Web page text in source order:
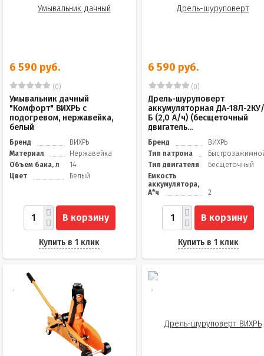
6 590 руб.
(0)
Умывальник дачный
"Комфорт" ВИХРЬ с
подогревом, нержавейка,
белый
Бренд
ВИХРЬ
Материал
Нержавейка
Объем бака, л
14
Цвет
Белый
В корзину
Купить в 1 клик
6 590 руб.
(0)
Дрель-шуруповерт
аккумуляторная ДА-18Л-
Б (2,0 А/ч) (бесщеточный
двигатель...
Бренд
ВИХРЬ
Тип патрона
Тип двигателя
Бесщеточный
Емкость
аккумулятора,
А*ч
2
В корзину
Купить в 1 клик